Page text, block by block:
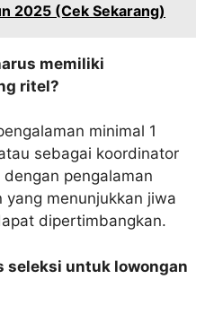
2025 (Cek Sekarang)
memiliki
ritel?
minimal 1
sebagai koordinator
pengalaman
menunjukkan jiwa
dipertimbangkan.
seleksi untuk lowongan